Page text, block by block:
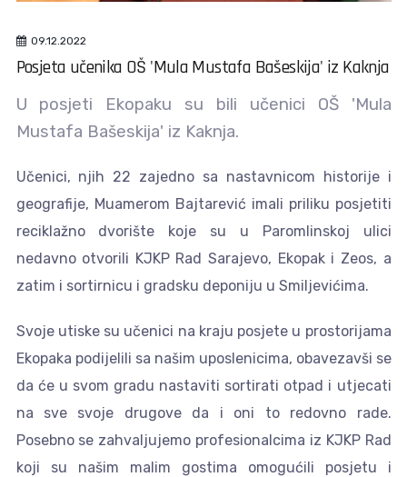
09.12.2022
Posjeta učenika OŠ 'Mula Mustafa Bašeskija' iz Kaknja
U posjeti Ekopaku su bili učenici OŠ 'Mula
Mustafa Bašeskija' iz Kaknja.
Učenici, njih 22 zajedno sa nastavnicom historije i
geografije, Muamerom Bajtarević imali priliku posjetiti
reciklažno dvorište koje su u Paromlinskoj ulici
nedavno otvorili KJKP Rad Sarajevo, Ekopak i Zeos, a
zatim i sortirnicu i gradsku deponiju u Smiljevićima.
Svoje utiske su učenici na kraju posjete u prostorijama
Ekopaka podijelili sa našim uposlenicima, obavezavši se
da će u svom gradu nastaviti sortirati otpad i utjecati
na sve svoje drugove da i oni to redovno rade.
Posebno se zahvaljujemo profesionalcima iz KJKP Rad
koji su našim malim gostima omogućili posjetu i